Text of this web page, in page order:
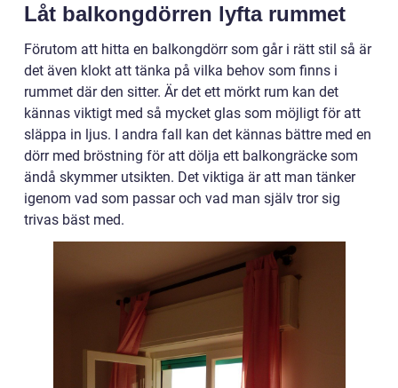
Låt balkongdörren lyfta rummet
Förutom att hitta en balkongdörr som går i rätt stil så är
det även klokt att tänka på vilka behov som finns i
rummet där den sitter. Är det ett mörkt rum kan det
kännas viktigt med så mycket glas som möjligt för att
släppa in ljus. I andra fall kan det kännas bättre med en
dörr med bröstning för att dölja ett balkongräcke som
ändå skymmer utsikten. Det viktiga är att man tänker
igenom vad som passar och vad man själv tror sig
trivas bäst med.